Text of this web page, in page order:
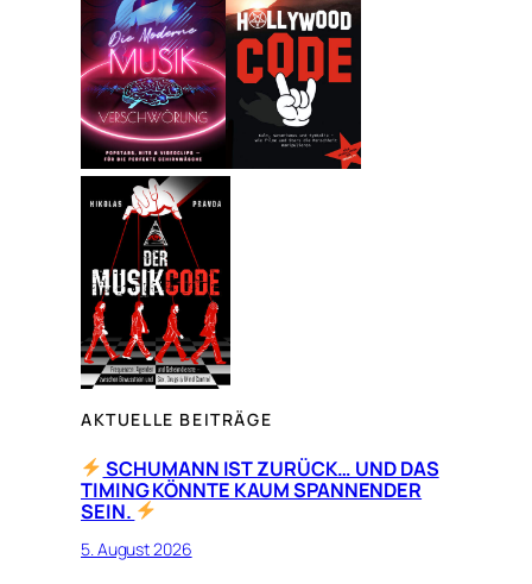
e
n
AKTUELLE BEITRÄGE
SCHUMANN IST ZURÜCK… UND DAS
TIMING KÖNNTE KAUM SPANNENDER
SEIN.
5. August 2026